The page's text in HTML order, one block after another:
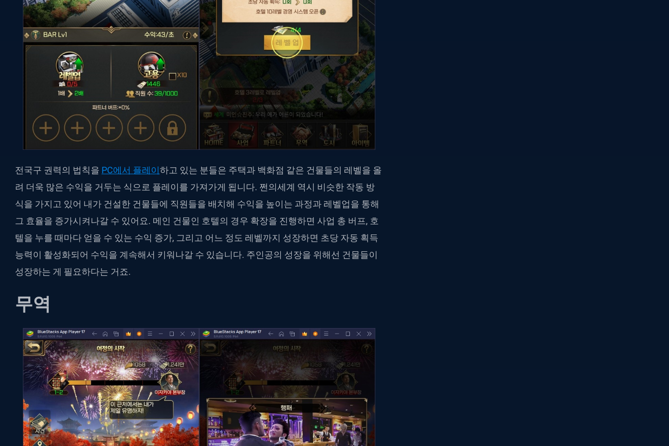
전국구 권력의 법칙을 PC에서 플레이하고 있는 분들은 주택과 백화점 같은 건물들의 레벨을 올
려 더욱 많은 수익을 거두는 식으로 플레이를 가져가게 됩니다. 쩐의세계 역시 비슷한 작동 방
식을 가지고 있어 내가 건설한 건물들에 직원들을 배치해 수익을 높이는 과정과 레벨업을 통해
그 효율을 증가시켜나갈 수 있어요. 메인 건물인 호텔의 경우 확장을 진행하면 사업 총 버프, 호
텔을 누를 때마다 얻을 수 있는 수익 증가, 그리고 어느 정도 레벨까지 성장하면 초당 자동 획득
능력이 활성화되어 수익을 계속해서 키워나갈 수 있습니다. 주인공의 성장을 위해선 건물들이
성장하는 게 필요하다는 거죠.
무역